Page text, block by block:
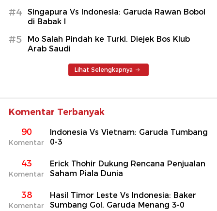
#4
Singapura Vs Indonesia: Garuda Rawan Bobol
di Babak I
#5
Mo Salah Pindah ke Turki, Diejek Bos Klub
Arab Saudi
Lihat Selengkapnya
Komentar Terbanyak
90
Komentar
Indonesia Vs Vietnam: Garuda Tumbang
0-3
43
Komentar
Erick Thohir Dukung Rencana Penjualan
Saham Piala Dunia
38
Komentar
Hasil Timor Leste Vs Indonesia: Baker
Sumbang Gol, Garuda Menang 3-0